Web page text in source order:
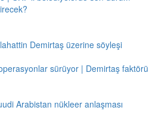
Demirtaş üzerine söyleşi
sürüyor | Demirtaş faktörü
Arabistan nükleer anlaşması